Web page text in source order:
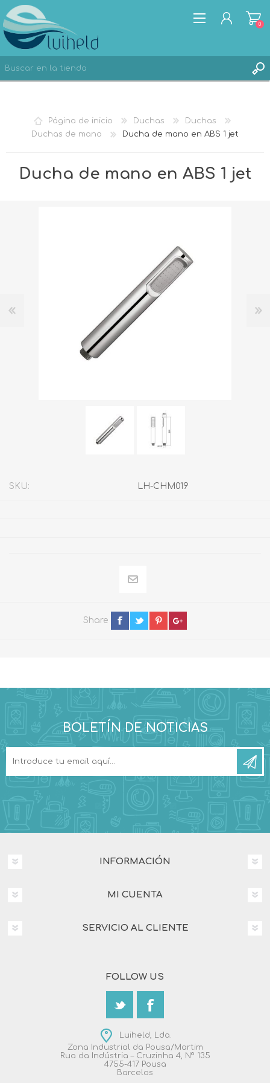
REGISTRO
INICIA SESIÓN
0
Página de inicio Duchas
Duchas
Duchas de mano
Ducha de mano en ABS 1 jet
Ducha de mano en ABS 1 jet
SKU: LH-CHM019
Share
BOLETÍN DE NOTICIAS
INFORMACIÓN
MI CUENTA
SERVICIO AL CLIENTE
FOLLOW US
Luiheld, Lda.
Zona Industrial da Pousa/Martim
Rua da Indústria – Cruzinha 4, Nº 135
4755-417 Pousa
Barcelos